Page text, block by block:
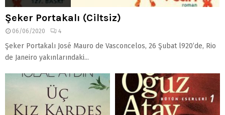
Şeker Portakalı (Ciltsiz)
06/06/2020 4
Şeker Portakalı José Mauro de Vasconcelos, 26 Şubat l920’de, Rio
de Janeiro yakınlarındaki...